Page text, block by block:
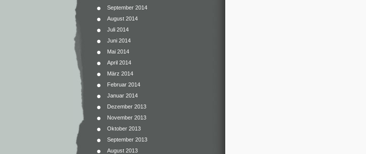
September 2014
August 2014
Juli 2014
Juni 2014
Mai 2014
April 2014
März 2014
Februar 2014
Januar 2014
Dezember 2013
November 2013
Oktober 2013
September 2013
August 2013